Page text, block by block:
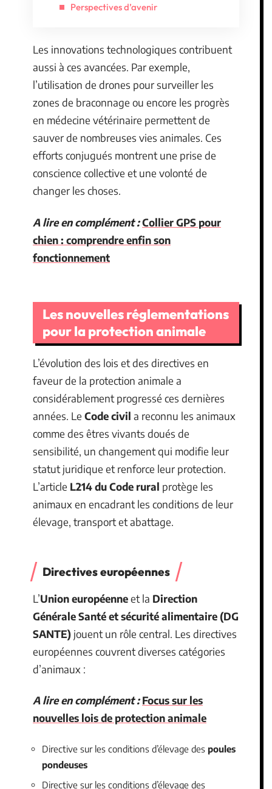
Perspectives d’avenir
Les innovations technologiques contribuent
aussi à ces avancées. Par exemple,
l’utilisation de drones pour surveiller les
zones de braconnage ou encore les progrès
en médecine vétérinaire permettent de
sauver de nombreuses vies animales. Ces
efforts conjugués montrent une prise de
conscience collective et une volonté de
changer les choses.
A lire en complément :Collier GPS pour
chien : comprendre enfin son
fonctionnement
Les nouvelles réglementations
pour la protection animale
L’évolution des lois et des directives en
faveur de la protection animale a
considérablement progressé ces dernières
années. Le Code civil a reconnu les animaux
comme des êtres vivants doués de
sensibilité, un changement qui modifie leur
statut juridique et renforce leur protection.
L’article L214 du Code rural protège les
animaux en encadrant les conditions de leur
élevage, transport et abattage.
Directives européennes
L’Union européenneet la Direction
Générale Santé et sécurité alimentaire (DG
SANTE) jouent un rôle central. Les directives
européennes couvrent diverses catégories
d’animaux :
A lire en complément : Focus sur les
nouvelles lois de protection animale
Directive sur les conditions d’élevage des poules
pondeuses
Directive sur les conditions d’élevage des